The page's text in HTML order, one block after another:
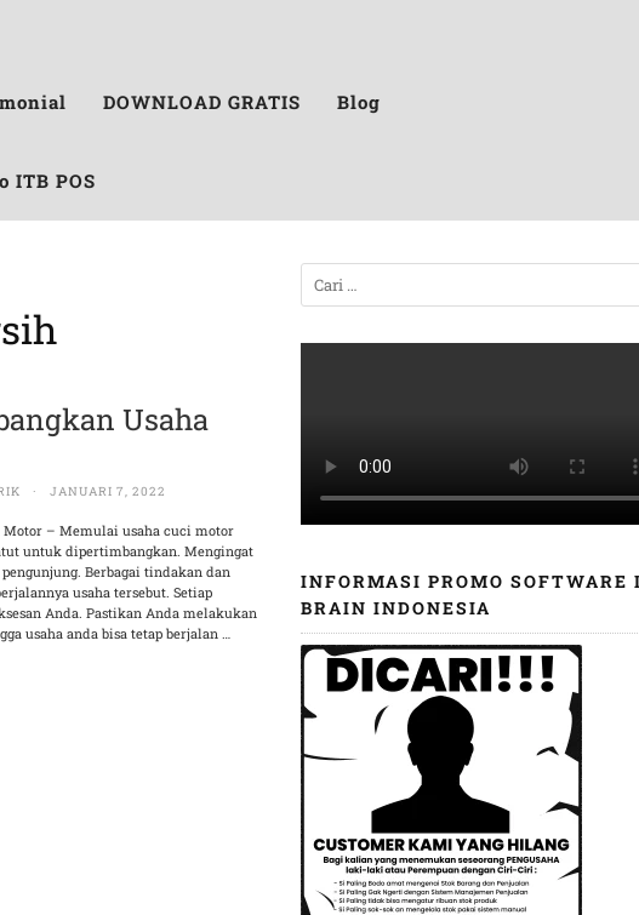
DOWNLOAD GRATIS Blog
ITB POS
Usaha
· JANUARI 7, 2022
Motor – Memulai usaha cuci motor
untuk dipertimbangkan. Mengingat
Berbagai tindakan dan
usaha tersebut. Setiap
Anda. Pastikan Anda melakukan
usaha anda bisa tetap berjalan …
INFORMASI PROMO SOFTWARE
BRAIN INDONESIA